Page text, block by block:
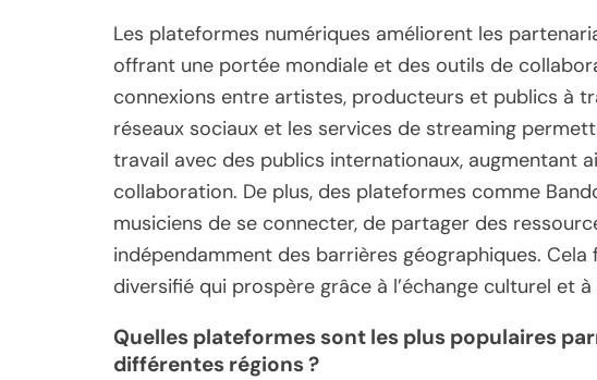
Les plateformes numériques améliorent les
offrant une portée mondiale et des outils de
connexions entre artistes, producteurs et publics à
réseaux sociaux et les services de streaming
travail avec des publics internationaux, augmentant
collaboration. De plus, des plateformes comme
musiciens de se connecter, de partager des
indépendamment des barrières géographiques.
diversifié qui prospère grâce à l’échange culturel et à
Quelles plateformes sont les plus populaires
différentes régions ?